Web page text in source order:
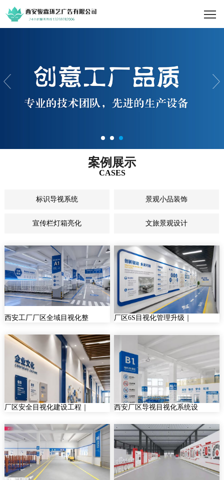
案例展示
CASES
标识导视系统 景观小品装饰
宣传栏灯箱亮化 文旅景观设计
西安工厂厂区全域目视化整 厂区6S目视化管理升级｜
厂区安全目视化建设工程｜ 西安厂区导视目视化系统设